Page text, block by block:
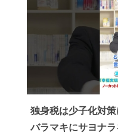
独身税は少子化対
バラマキにサヨナ